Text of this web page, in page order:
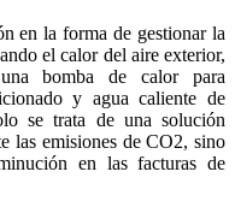
en la forma de gestionar la
el calor del aire exterior,
bomba de calor para
y agua caliente de
se trata de una solución
las emisiones de CO2, sino
en las facturas de